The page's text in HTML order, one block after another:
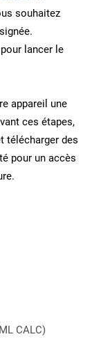
souhaitez
lancer le
appareil une
ces étapes,
télécharger des
pour un accès
CALC)